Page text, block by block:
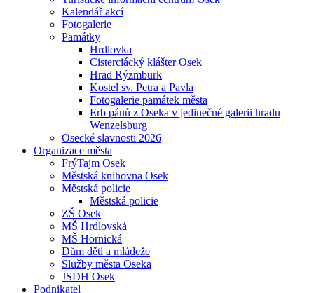
Kalendář akcí
Fotogalerie
Památky
Hrdlovka
Cisterciácký klášter Osek
Hrad Rýzmburk
Kostel sv. Petra a Pavla
Fotogalerie památek města
Erb pánů z Oseka v jedinečné galerii hradu
Wenzelsburg
Osecké slavnosti 2026
Organizace města
FrýTajm Osek
Městská knihovna Osek
Městská policie
Městská policie
ZŠ Osek
MŠ Hrdlovská
MŠ Hornická
Dům dětí a mládeže
Služby města Oseka
JSDH Osek
Podnikatel